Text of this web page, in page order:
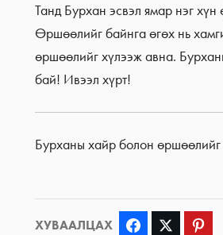
Танд Бурхан эсвэл ямар нэг
Өршөөлийг байнга өгөх нь
өршөөлийг хүлээж авна.
бай! Ивээл хүрт!
Бурханы хайр болон өршөөлийг
ХУВААЛЦАХ Facebook Twitter